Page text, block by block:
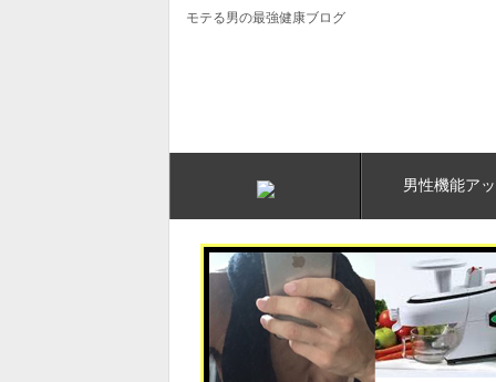
モテる男の最強健康ブログ
男性機能ア